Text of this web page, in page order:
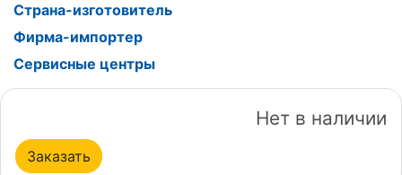
Страна-изготовитель
Фирма-импортер
Сервисные центры
Нет в наличии
Заказать